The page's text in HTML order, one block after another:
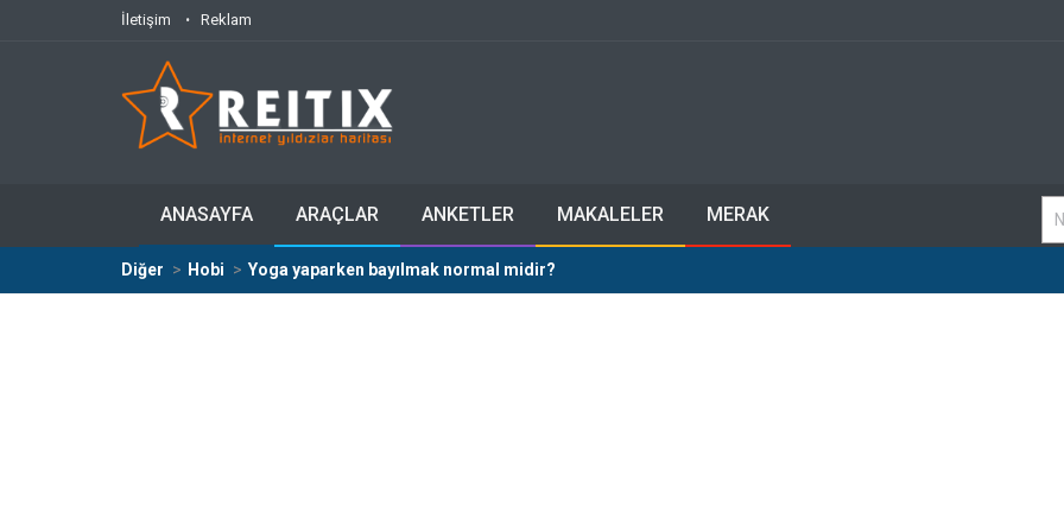
İletişim Reklam
ANASAYFA ARAÇLAR ANKETLER MAKALELER MERAK
Diğer Hobi Yoga yaparken bayılmak normal midir?